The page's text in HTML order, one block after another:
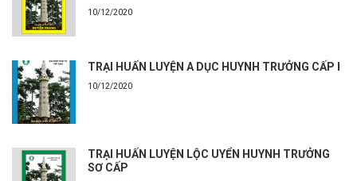
10/12/2020
TRẠI HUẤN LUYỆN A DỤC HUYNH TRƯỞNG CẤP I
10/12/2020
TRẠI HUẤN LUYỆN LỘC UYỂN HUYNH TRƯỞNG
SƠ CẤP